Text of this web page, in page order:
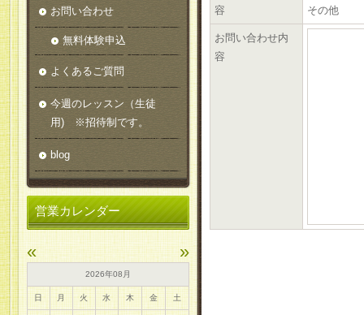
容
その他
お問い合わせ内
容
お問い合わせ
無料体験申込
よくあるご質問
今週のレッスン（生徒
用) ※招待制です。
blog
営業カレンダー
« »
2026年08月
日 月 火 水 木 金 土